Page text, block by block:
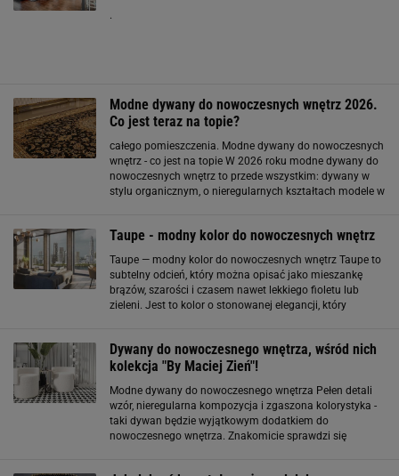
.
Modne dywany do nowoczesnych wnętrz 2026.
Co jest teraz na topie?
całego pomieszczenia. Modne dywany do nowoczesnych
wnętrz - co jest na topie W 2026 roku modne dywany do
nowoczesnych wnętrz to przede wszystkim: dywany w
stylu organicznym, o nieregularnych kształtach modele w
Taupe - modny kolor do nowoczesnych wnętrz
Taupe — modny kolor do nowoczesnych wnętrz Taupe to
subtelny odcień, który można opisać jako mieszankę
brązów, szarości i czasem nawet lekkiego fioletu lub
zieleni. Jest to kolor o stonowanej elegancji, który
Dywany do nowoczesnego wnętrza, wśród nich
kolekcja "By Maciej Zień"!
Modne dywany do nowoczesnego wnętrza Pełen detali
wzór, nieregularna kompozycja i zgaszona kolorystyka -
taki dywan będzie wyjątkowym dodatkiem do
nowoczesnego wnętrza. Znakomicie sprawdzi się